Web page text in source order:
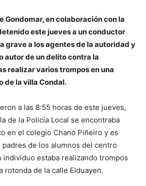
Gondomar, en colaboración con la
este jueves a un conductor
grave a los agentes de la autoridad y
autor de un delito contra la
realizar varios trompos en una
de la villa Condal.
a las 8:55 horas de este jueves,
de la Policía Local se encontraba
en el colegio Chano Piñeiro y es
padres de los alumnos del centro
individuo estaba realizando trompos
rotonda de la calle Elduayen.